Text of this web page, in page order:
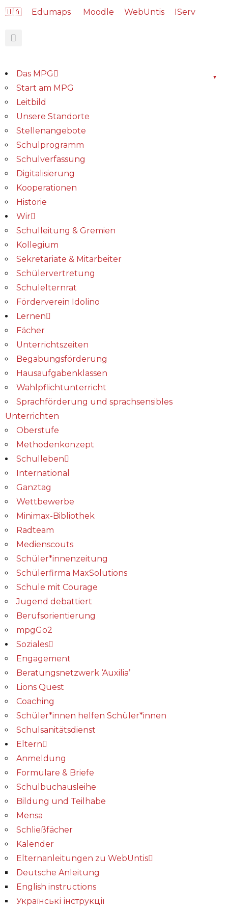
🇺🇦 Edumaps Moodle WebUntis IServ
Das MPG
Start am MPG
Leitbild
Unsere Standorte
Stellenangebote
Schulprogramm
Schulverfassung
Digitalisierung
Kooperationen
Historie
Wir
Schulleitung & Gremien
Kollegium
Sekretariate & Mitarbeiter
Schülervertretung
Schulelternrat
Förderverein Idolino
Lernen
Fächer
Unterrichtszeiten
Begabungs­förderung
Hausaufgabenklassen
Wahlpflichtunterricht
Sprachförderung und sprachsensibles
Unterrichten
Oberstufe
Methodenkonzept
Schulleben
International
Ganztag
Wettbewerbe
Minimax-Bibliothek​
Radteam
Medienscouts
Schüler*innenzeitung
Schülerfirma MaxSolutions
Schule mit Courage
Jugend debattiert
Berufsorientierung
mpgGo2
Soziales
Engagement
Beratungsnetzwerk ‘Auxilia’
Lions Quest
Coaching
Schüler*innen helfen Schüler*innen
Schulsanitätsdienst
Eltern
Anmeldung
Formulare & Briefe
Schulbuchausleihe
Bildung und Teilhabe
Mensa
Schließfächer
Kalender
Elternanleitungen zu WebUntis
Deutsche Anleitung
English instructions
Українські інструкції